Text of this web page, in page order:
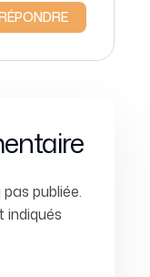
publiée.
indiqués